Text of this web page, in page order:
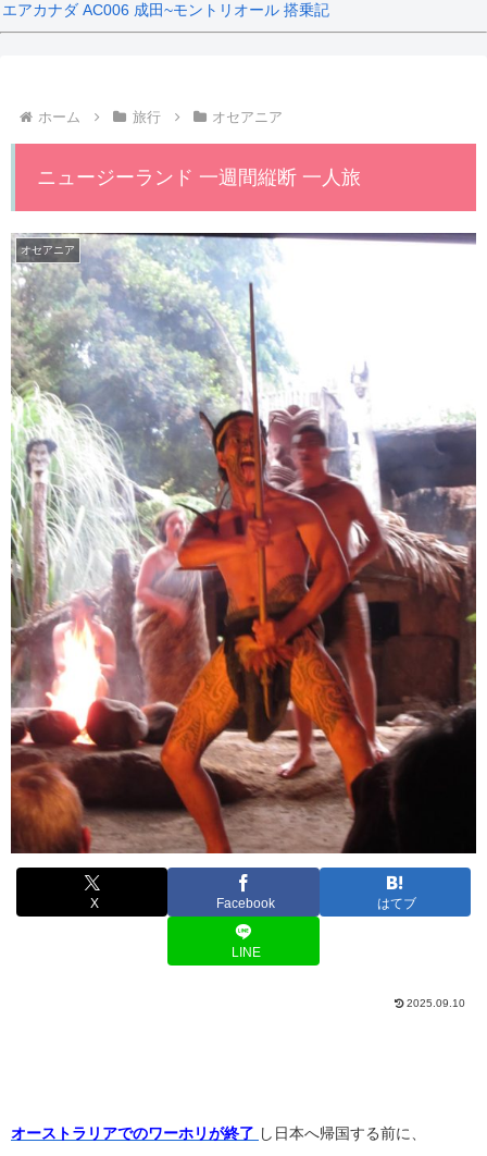
エアカナダ AC006 成田~モントリオール 搭乗記
ホーム 旅行 オセアニア
ニュージーランド 一週間縦断 一人旅
オセアニア
X Facebook はてブ
LINE
2025.09.10
オーストラリアでのワーホリが終了 し日本へ帰国する前に、